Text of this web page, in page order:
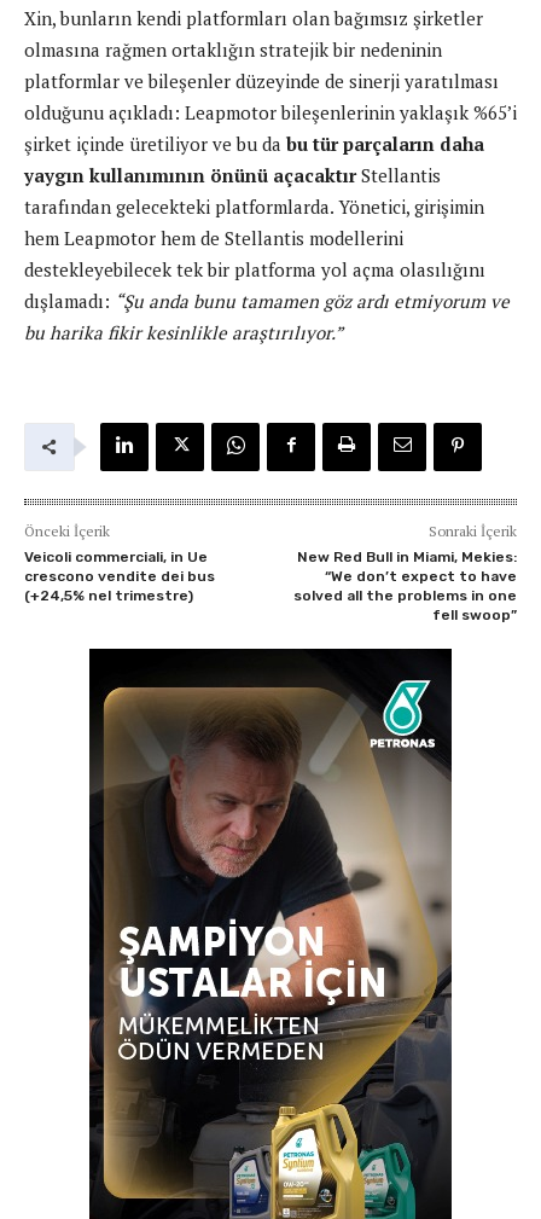
Xin, bunların kendi platformları olan bağımsız şirketler
olmasına rağmen ortaklığın stratejik bir nedeninin
platformlar ve bileşenler düzeyinde de sinerji yaratılması
olduğunu açıkladı: Leapmotor bileşenlerinin yaklaşık %65’i
şirket içinde üretiliyor ve bu da bu tür parçaların daha
yaygın kullanımının önünü açacaktırStellantis
tarafından gelecekteki platformlarda. Yönetici, girişimin
hem Leapmotor hem de Stellantis modellerini
destekleyebilecek tek bir platforma yol açma olasılığını
dışlamadı: “Şu anda bunu tamamen göz ardı etmiyorum ve
bu harika fikir kesinlikle araştırılıyor.”
Önceki İçerik
Veicoli commerciali, in Ue
crescono vendite dei bus
(+24,5% nel trimestre)
Sonraki İçerik
New Red Bull in Miami, Mekies:
“We don’t expect to have
solved all the problems in one
fell swoop”